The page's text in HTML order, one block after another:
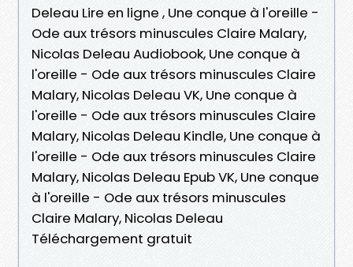
Deleau Lire en ligne , Une conque à l'oreille -
Ode aux trésors minuscules Claire Malary,
Nicolas Deleau Audiobook, Une conque à
l'oreille - Ode aux trésors minuscules Claire
Malary, Nicolas Deleau VK, Une conque à
l'oreille - Ode aux trésors minuscules Claire
Malary, Nicolas Deleau Kindle, Une conque à
l'oreille - Ode aux trésors minuscules Claire
Malary, Nicolas Deleau Epub VK, Une conque
à l'oreille - Ode aux trésors minuscules
Claire Malary, Nicolas Deleau
Téléchargement gratuit